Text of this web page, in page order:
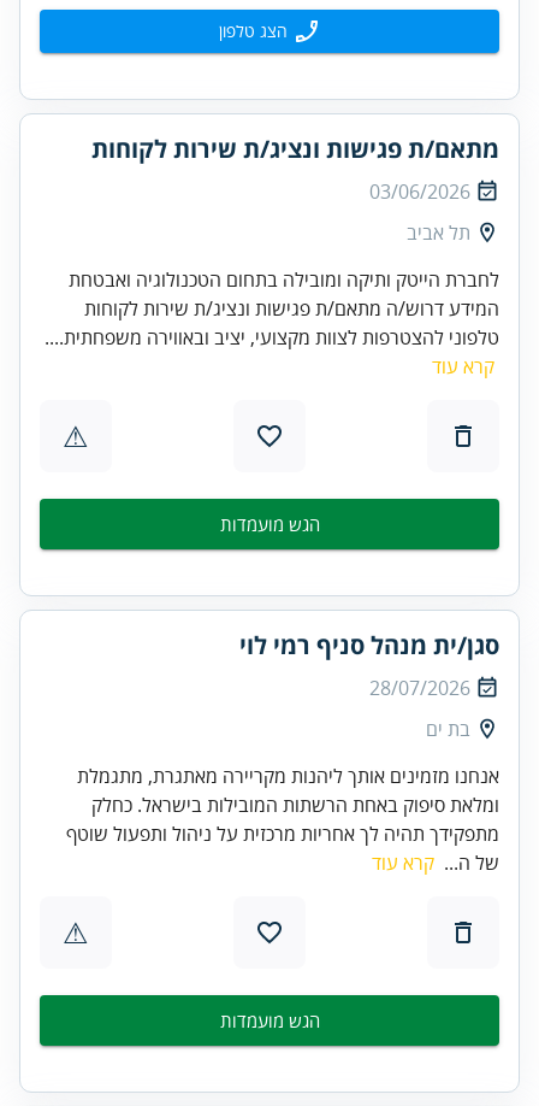
הצג טלפון
מתאם/ת פגישות ונציג/ת שירות לקוחות
03/06/2026
תל אביב
לחברת הייטק ותיקה ומובילה בתחום הטכנולוגיה ואבטחת
המידע דרוש/ה מתאם/ת פגישות ונציג/ת שירות לקוחות
טלפוני להצטרפות לצוות מקצועי, יציב ובאווירה משפחתית....
קרא עוד
⚠
הגש מועמדות
סגן/ית מנהל סניף רמי לוי
28/07/2026
בת ים
אנחנו מזמינים אותך ליהנות מקריירה מאתגרת, מתגמלת
ומלאת סיפוק באחת הרשתות המובילות בישראל. כחלק
מתפקידך תהיה לך אחריות מרכזית על ניהול ותפעול שוטף
של ה... קרא עוד
⚠
הגש מועמדות